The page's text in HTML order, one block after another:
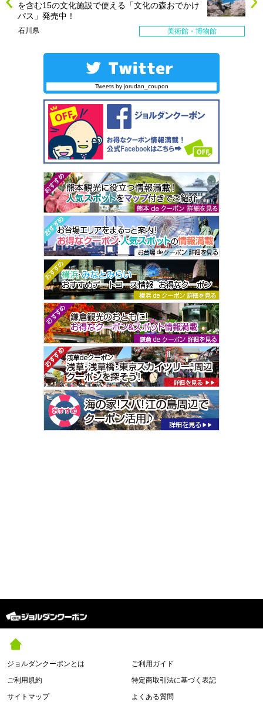
を含む15の文化施設で使える「文化の森おでかけ
パス」発売中！
石川県 美術館・博物館
Tweets by jorudan_coupon
ジョルダンクーポンとは
ご利用ガイド
ご利用規約
特定商取引法に基づく表記
サイトマップ
よくある質問